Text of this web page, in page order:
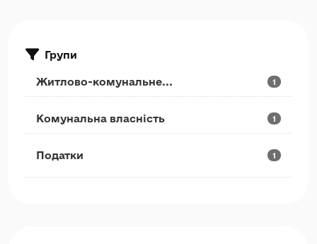
Групи
Житлово-комунальне... 1
Комунальна власність 1
Податки 1